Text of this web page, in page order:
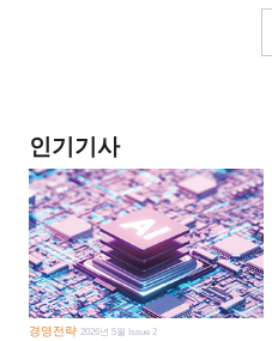
인기기사
경영전략 2026년 5월 Issue 2